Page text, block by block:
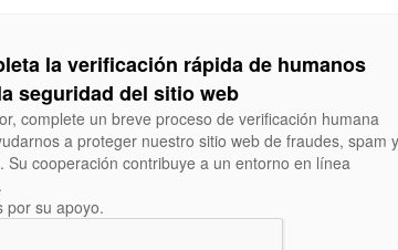
la verificación rápida de humanos
seguridad del sitio web
complete un breve proceso de verificación humana
a proteger nuestro sitio web de fraudes, spam y
Su cooperación contribuye a un entorno en línea
por su apoyo.